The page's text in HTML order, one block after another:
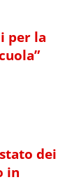
per la
dei
in